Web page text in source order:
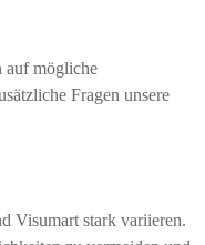
auf mögliche
Fragen unsere
Visumart stark variieren.